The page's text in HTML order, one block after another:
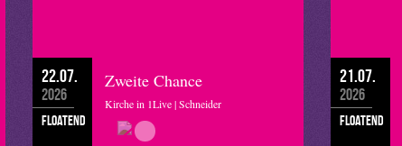
22.07.
2026
floatend
Zweite Chance
Kirche in 1Live | Schneider
21.07.
2026
floatend